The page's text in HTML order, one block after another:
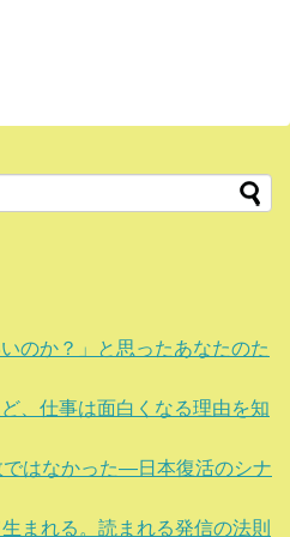
のか？」と思ったあなたのた
、仕事は面白くなる理由を知
ではなかった―日本復活のシナ
まれる。読まれる発信の法則